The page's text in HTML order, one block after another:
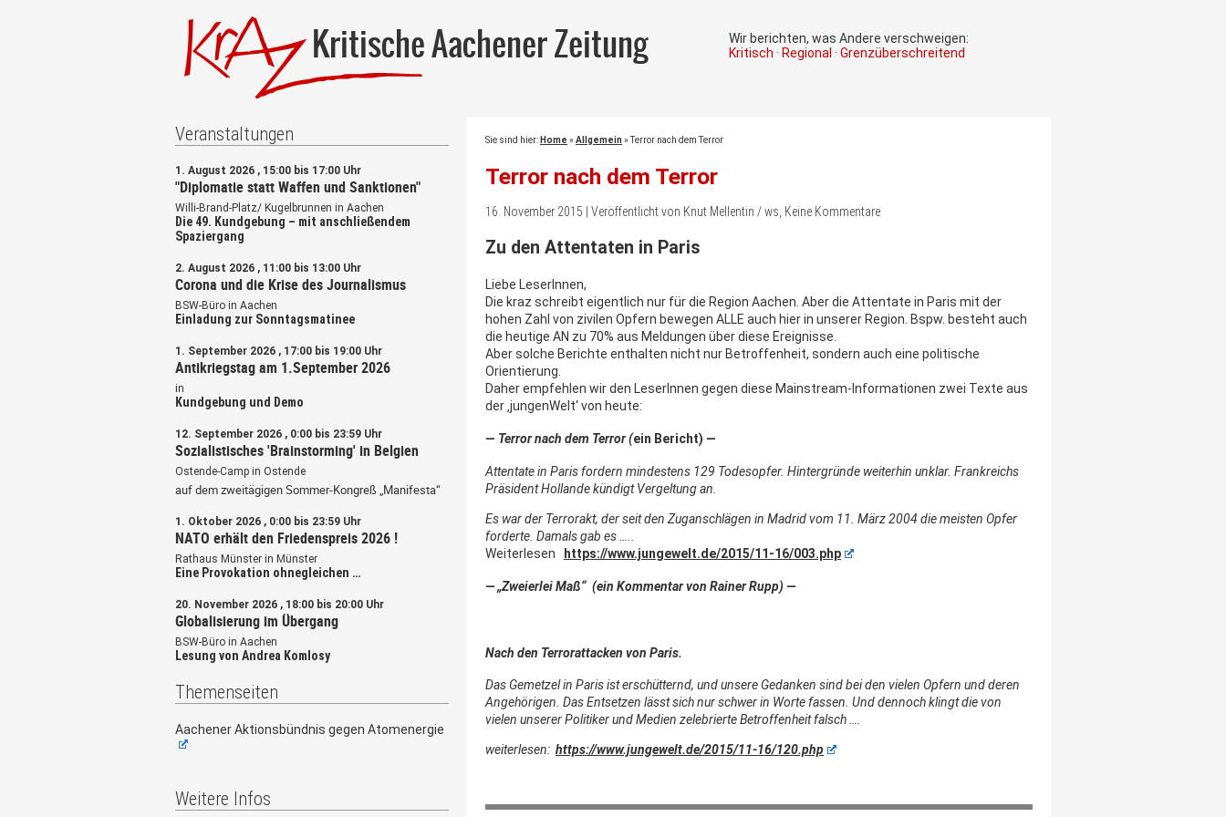
Kritische Aachener Zeitung
Wir berichten, was Andere verschweigen:
Kritisch · Regional · Grenzüberschreitend
Sie sind hier: Home » Allgemein »Terror nach dem Terror
Terror nach dem Terror
16. November 2015 | Veröffentlicht von Knut Mellentin / ws, Keine Kommentare
Zu den Attentaten in Paris
Liebe LeserInnen,
Die kraz schreibt eigentlich nur für die Region Aachen. Aber die Attentate in Paris mit der
hohen Zahl von zivilen Opfern bewegen ALLE auch hier in unserer Region. Bspw. besteht auch
die heutige AN zu 70% aus Meldungen über diese Ereignisse.
Aber solche Berichte enthalten nicht nur Betroffenheit, sondern auch eine politische
Orientierung.
Daher empfehlen wir den LeserInnen gegen diese Mainstream-Informationen zwei Texte aus
der ‚jungenWelt‘ von heute:
— Terror nach dem Terror (ein Bericht) —
Attentate in Paris fordern mindestens 129 Todesopfer. Hintergründe weiterhin unklar. Frankreichs
Präsident Hollande kündigt Vergeltung an.
Es war der Terrorakt, der seit den Zuganschlägen in Madrid vom 11. März 2004 die meisten Opfer
forderte. Damals gab es …..
Weiterlesen
https://www.jungewelt.de/2015/11-16/003.php
— „Zweierlei Maß“ (ein Kommentar von Rainer Rupp) —
Nach den Terrorattacken von Paris.
Das Gemetzel in Paris ist erschütternd, und unsere Gedanken sind bei den vielen Opfern und deren
Angehörigen. Das Entsetzen lässt sich nur schwer in Worte fassen. Und dennoch klingt die von
vielen unserer Politiker und Medien zelebrierte Betroffenheit falsch ….
weiterlesen: https://www.jungewelt.de/2015/11-16/120.php
Veranstaltungen
1. August 2026 , 15:00 bis 17:00 Uhr
"Diplomatie statt Waffen und Sanktionen"
Willi-Brand-Platz/ Kugelbrunnen in Aachen
Die 49. Kundgebung – mit anschließendem
Spaziergang
2. August 2026 , 11:00 bis 13:00 Uhr
Corona und die Krise des Journalismus
BSW-Büro in Aachen
Einladung zur Sonntagsmatinee
1. September 2026 , 17:00 bis 19:00 Uhr
Antikriegstag am 1.September 2026
in
Kundgebung und Demo
12. September 2026 , 0:00 bis 23:59 Uhr
Sozialistisches 'Brainstorming' in Belgien
Ostende-Camp in Ostende
auf dem zweitägigen Sommer-Kongreß „Manifesta“
1. Oktober 2026 , 0:00 bis 23:59 Uhr
NATO erhält den Friedenspreis 2026 !
Rathaus Münster in Münster
Eine Provokation ohnegleichen …
20. November 2026 , 18:00 bis 20:00 Uhr
Globalisierung im Übergang
BSW-Büro in Aachen
Lesung von Andrea Komlosy
Themenseiten
Aachener Aktionsbündnis gegen Atomenergie
Weitere Infos